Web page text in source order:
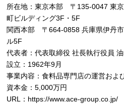
所在地：東京本部 〒135-0047 東
町ビルディング3F・5F
関西本部 〒664-0858 兵庫県伊丹
ル5F
代表者：代表取締役 社長執行役員
設立：1962年9月
事業内容：食料品専門店の運営およ
資本金：5,000万円
URL： https://www.ace-group.co.jp/